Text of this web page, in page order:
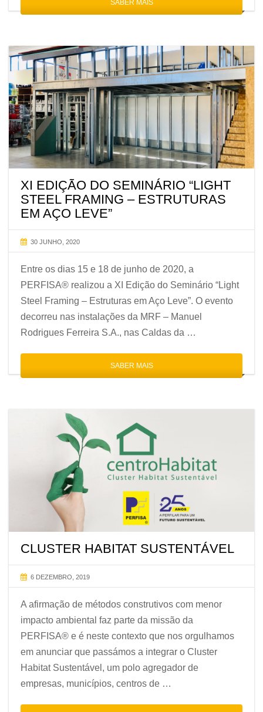
SABER MAIS
XI EDIÇÃO DO SEMINÁRIO “LIGHT
STEEL FRAMING – ESTRUTURAS
EM AÇO LEVE”
30 JUNHO, 2020
Entre os dias 15 e 18 de junho de 2020, a
PERFISA® realizou a XI Edição do Seminário “Light
Steel Framing – Estruturas em Aço Leve”. O evento
decorreu nas instalações da MRF – Manuel
Rodrigues Ferreira S.A., nas Caldas da …
SABER MAIS
CLUSTER HABITAT SUSTENTÁVEL
6 DEZEMBRO, 2019
A afirmação de métodos construtivos com menor
impacto ambiental faz parte da missão da
PERFISA® e é neste contexto que nos orgulhamos
em anunciar que passámos a integrar o Cluster
Habitat Sustentável, um polo agregador de
empresas, municípios, centros de …